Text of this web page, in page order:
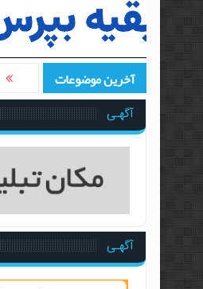
آخرین موضوعات
آگهـی
آگهـی